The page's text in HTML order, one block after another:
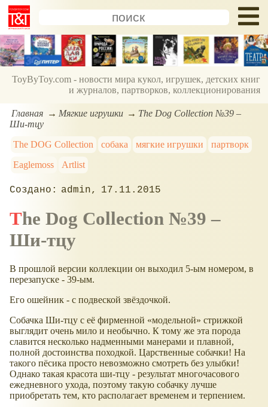
ToyByToy.com - новости мира кукол, игрушек, детских книг
и журналов, партворков, коллекционирования
Главная Мягкие игрушки
The Dog Collection №39 –
Ши-тцу
The DOG Сollection
собака мягкие игрушки
партворк
Eaglemoss
Artlist
admin 17.11.2015
The Dog Collection №39 –
Ши-тцу
В прошлой версии коллекции он выходил 5-ым номером, в
перезапуске - 39-ым.
Его ошейник - с подвеской звёздочкой.
Собачка Ши-тцу с её фирменной «модельной» стрижкой
выглядит очень мило и необычно. К тому же эта порода
славится несколько надменными манерами и плавной,
полной достоинства походкой. Царственные собачки! На
такого пёсика просто невозможно смотреть без улыбки!
Однако такая красота ши-тцу - результат многочасового
ежедневного ухода, поэтому такую собачку лучше
приобретать тем, кто располагает временем и терпением.